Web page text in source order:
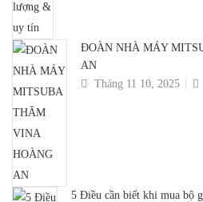
ĐOÀN NHÀ MÁY
AN
Tháng 11 10, 2025
5 Điều cần biết khi mua bộ